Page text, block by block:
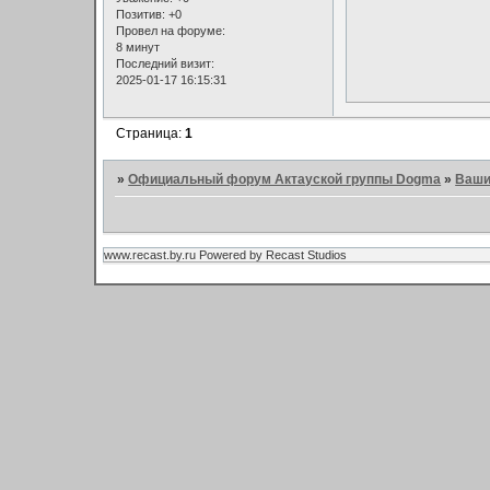
Позитив: +0
Провел на форуме:
8 минут
Последний визит:
2025-01-17 16:15:31
Страница:1
»Официальный форум Актауской группы Dogma »Ваши
www.recast.by.ru Powered by Recast Studios